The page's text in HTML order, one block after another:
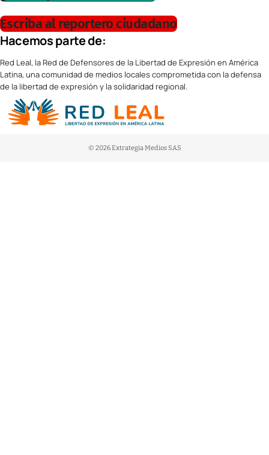
Escriba al reportero ciudadano
Hacemos parte de:
Red Leal, la Red de Defensores de la Libertad de Expresión en América
Latina, una comunidad de medios locales comprometida con la defensa
de la libertad de expresión y la solidaridad regional.
© 2026 Extrategia Medios SAS